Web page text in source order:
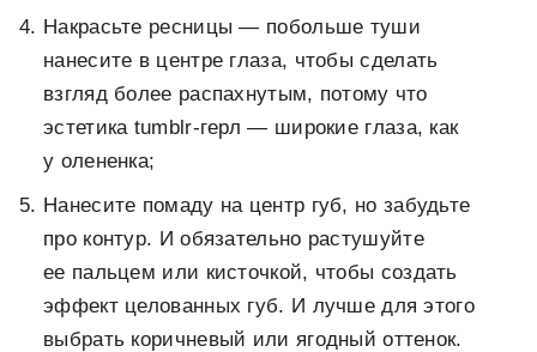
Накрасьте ресницы — побольше туши
нанесите в центре глаза, чтобы сделать
взгляд более распахнутым, потому что
эстетика tumblr-герл — широкие глаза, как
у олененка;
Нанесите помаду на центр губ, но забудьте
про контур. И обязательно растушуйте
ее пальцем или кисточкой, чтобы создать
эффект целованных губ. И лучше для этого
выбрать коричневый или ягодный оттенок.